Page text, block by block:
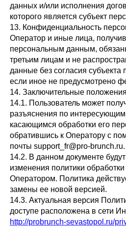
данных и/или исполнения
которого является субъект
13. Конфиденциальность
Оператор и иные лица,
персональным данным,
третьим лицам и не
данные без согласия
если иное не предусмотрено
14. Заключительные положения
14.1. Пользователь может
разъяснения по
касающимся обработки его
обратившись к Оператору с
почты support_fr@pro-brunch.ru.
14.2. В данном документе
изменения политики
Оператором. Политика
замены ее новой версией.
14.3. Актуальная версия
доступе расположена в сети
http://probrunch-sevastopol.ru/